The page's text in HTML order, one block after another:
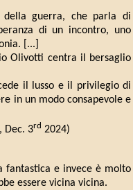
guerra, che parla di
di un incontro, uno
[...]
Olivotti centra il bersaglio
il lusso e il privilegio di
in un modo consapevole e
, Dec. 3rd 2024)
fantastica e invece è molto
essere vicina vicina.